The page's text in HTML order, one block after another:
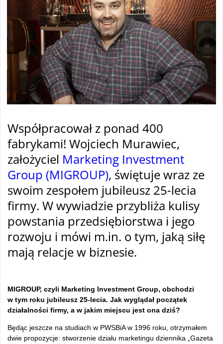
Współpracował z ponad 400
fabrykami! Wojciech Murawiec,
założyciel Marketing Investment
Group (MIGROUP), świętuje wraz ze
swoim zespołem jubileusz 25-lecia
firmy. W wywiadzie przybliża kulisy
powstania przedsiębiorstwa i jego
rozwoju i mówi m.in. o tym, jaką siłę
mają relacje w biznesie.
MIGROUP, czyli Marketing Investment Group, obchodzi
w tym roku jubileusz 25-lecia. Jak wyglądał początek
działalności firmy, a w jakim miejscu jest ona dziś?
Będąc jeszcze na studiach w PWSBiA w 1996 roku, otrzymałem
dwie propozycje: stworzenie działu marketingu dziennika „Gazeta